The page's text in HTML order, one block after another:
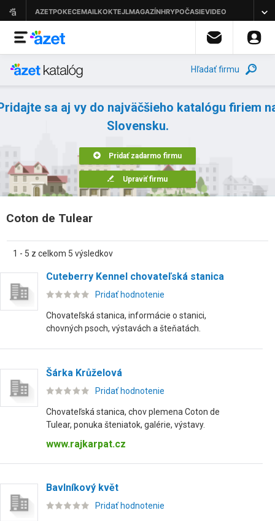
Hľadať firmu
sa aj vy do najväčšieho katalógu firiem
Slovensku.
Pridať zadarmo firmu
Upraviť firmu
Coton de Tulear
1 - 5 z celkom 5 výsledkov
Cuteberry Kennel chovateľská stanica
Pridať hodnotenie
Chovateľská stanica, informácie o stanici,
chovných psoch, výstavách a šteňatách.
Šárka Krůželová
Pridať hodnotenie
Chovateľská stanica, chov plemena Coton de
Tulear, ponuka šteniatok, galérie, výstavy.
www.rajkarpat.cz
Bavlníkový květ
Pridať hodnotenie